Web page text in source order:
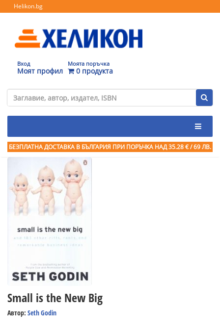
Helikon.bg
Вход
Моят профил
Моята поръчка
0 продукта
БЕЗПЛАТНА ДОСТАВКА В БЪЛГАРИЯ ПРИ ПОРЪЧКА НАД 35.28 € / 69 ЛВ.
Small is the New Big
Автор: Seth Godin